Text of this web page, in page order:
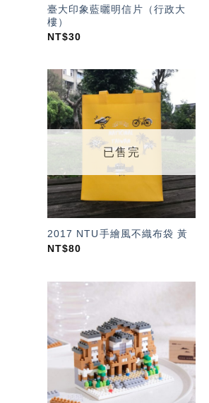
臺大印象藍曬明信片（行政大
樓）
NT$30
加入
「願
望輕
單」
已售完
2017 NTU手繪風不織布袋 黃
NT$80
望輕
單」